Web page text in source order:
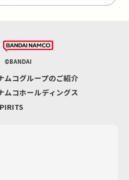
©BANDAI
ムコグループのご紹介
ムコホールディングス